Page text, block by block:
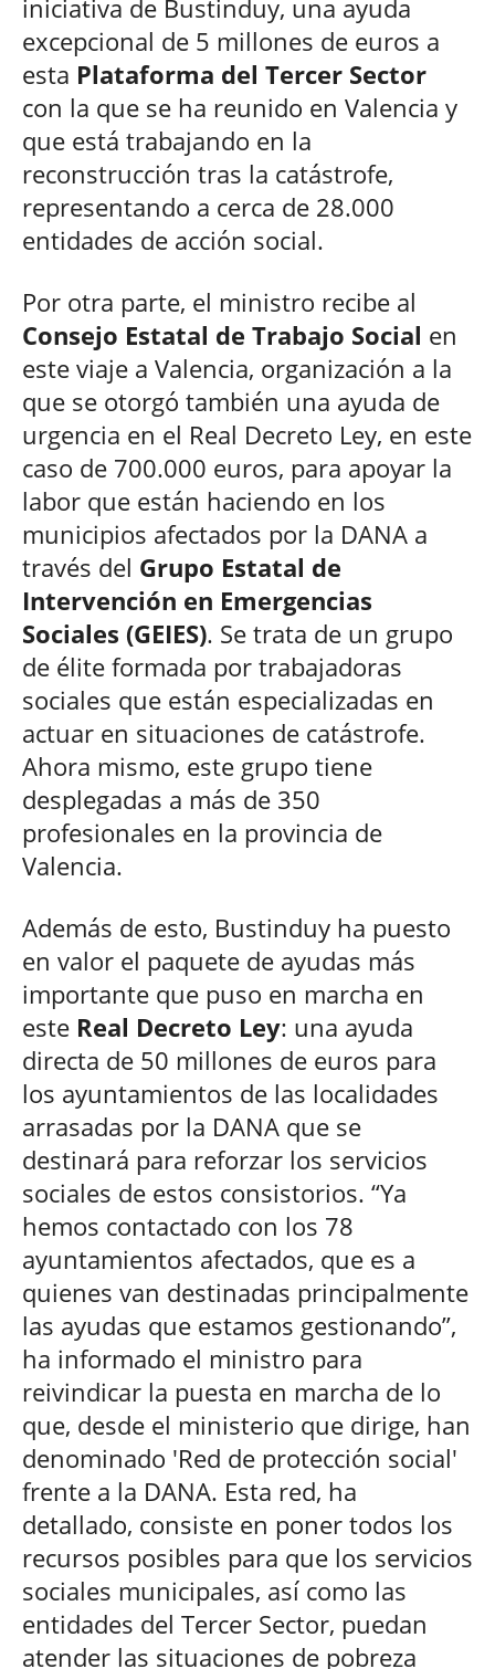
iniciativa de Bustinduy, una ayuda
excepcional de 5 millones de euros a
esta Plataforma del Tercer Sector
con la que se ha reunido en Valencia y
que está trabajando en la
reconstrucción tras la catástrofe,
representando a cerca de 28.000
entidades de acción social.
Por otra parte, el ministro recibe al
Consejo Estatal de Trabajo Social en
este viaje a Valencia, organización a la
que se otorgó también una ayuda de
urgencia en el Real Decreto Ley, en este
caso de 700.000 euros, para apoyar la
labor que están haciendo en los
municipios afectados por la DANA a
través del Grupo Estatal de
Intervención en Emergencias
Sociales (GEIES). Se trata de un grupo
de élite formada por trabajadoras
sociales que están especializadas en
actuar en situaciones de catástrofe.
Ahora mismo, este grupo tiene
desplegadas a más de 350
profesionales en la provincia de
Valencia.
Además de esto, Bustinduy ha puesto
en valor el paquete de ayudas más
importante que puso en marcha en
este Real Decreto Ley: una ayuda
directa de 50 millones de euros para
los ayuntamientos de las localidades
arrasadas por la DANA que se
destinará para reforzar los servicios
sociales de estos consistorios. “Ya
hemos contactado con los 78
ayuntamientos afectados, que es a
quienes van destinadas principalmente
las ayudas que estamos gestionando”,
ha informado el ministro para
reivindicar la puesta en marcha de lo
que, desde el ministerio que dirige, han
denominado 'Red de protección social'
frente a la DANA. Esta red, ha
detallado, consiste en poner todos los
recursos posibles para que los servicios
sociales municipales, así como las
entidades del Tercer Sector, puedan
atender las situaciones de pobreza